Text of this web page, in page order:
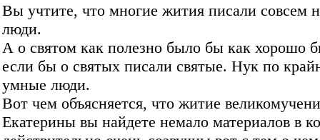
Вы учтите, что многие жития писали совсем
люди.
А о святом как полезно было бы как хорошо
если бы о святых писали святые. Нук по
умные люди.
Вот чем объясняется, что житие
Екатерины вы найдете немало материалов в